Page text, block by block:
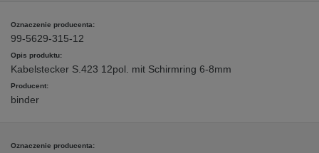
99-5629-315-12
Kabelstecker S.423 12pol. mit Schirmring 6-8mm
binder